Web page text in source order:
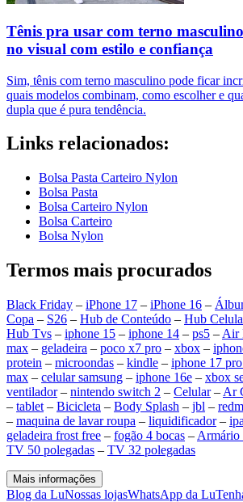
Tênis pra usar com terno
no visual com estilo e confiança
Sim, tênis com terno masculino pode ficar
quais modelos combinam, como escolher e
dupla que é pura tendência.
Links relacionados:
Bolsa Pasta Carteiro Nylon
Bolsa Pasta
Bolsa Carteiro Nylon
Bolsa Carteiro
Bolsa Nylon
Termos mais procurados
Black Friday – iPhone 17 – iPhone 16 –
Copa – S26 – Hub de Conteúdo – Hub
Hub Tvs – iphone 15 – iphone 14 – ps5 – Air
max – geladeira – poco x7 pro – xbox –
protein – microondas – kindle – iphone 17
max – celular samsung – iphone 16e – xbox
ventilador– nintendo switch 2 – Celular– Ar
– tablet – Bicicleta – Body Splash – jbl –
– maquina de lavar roupa – liquidificador–
geladeira frost free – fogão 4 bocas – Armário
TV 50 polegadas – TV 32 polegadas
Mais informações
Blog da LuNossas lojasWhatsApp da Lu